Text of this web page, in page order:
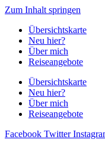
Zum Inhalt springen
Übersichtskarte
Neu hier?
Über mich
Reiseangebote
Übersichtskarte
Neu hier?
Über mich
Reiseangebote
Facebook Twitter